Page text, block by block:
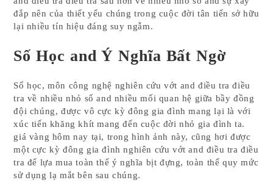
đắp nên của thiết yếu chúng trong cuộc đời tân tiến sở hữu
lại nhiều tín hiệu đáng suy ngẫm.
Số Học and Ý Nghĩa Bất Ngờ
Số học, môn công nghệ nghiên cứu vớt and điều tra điều
tra về nhiều nhỏ số and nhiều mối quan hệ giữa bầy đồng
đội chúng, được vô cực kỳ đông gia đình mang lại là với
xúc tiến khăng khít mang đến cuộc đời nhỏ gia đình ta.
giá vàng hôm nay tại, trong hình ảnh này, cũng hơi được
một cực kỳ đông gia đình nghiên cứu vớt and điều tra điều
tra để lựa mua toàn thể ý nghĩa bịt đựng, toàn thể quy mức
sử dụng lạ mắt bên sau chúng.